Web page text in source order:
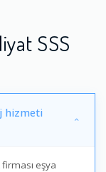
SSS
hizmeti
firması eşya